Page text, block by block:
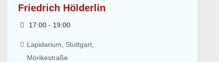
Friedrich Hölderlin
17:00 - 19:00
Lapidarium, Stuttgart,
Mörikestraße